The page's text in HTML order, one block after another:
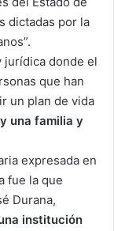
dictadas por la
jurídica donde el
que han
un plan de vida
una familia y
expresada en
fue la que
Durana,
institución